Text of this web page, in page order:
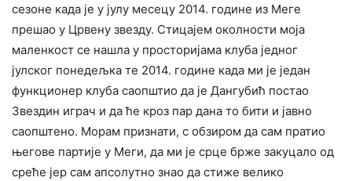
сезоне када је у јулу месецу 2014. године из Меге
прешао у Црвену звезду. Стицајем околности моја
маленкост се нашла у просторијама клуба једног
јулског понедељка те 2014. године када ми је један
функционер клуба саопштио да је Дангубић постао
Звездин играч и да ће кроз пар дана то бити и јавно
саопштено. Морам признати, с обзиром да сам пратио
његове партије у Меги, да ми је срце брже закуцало од
среће јер сам апсолутно знао да стиже велико